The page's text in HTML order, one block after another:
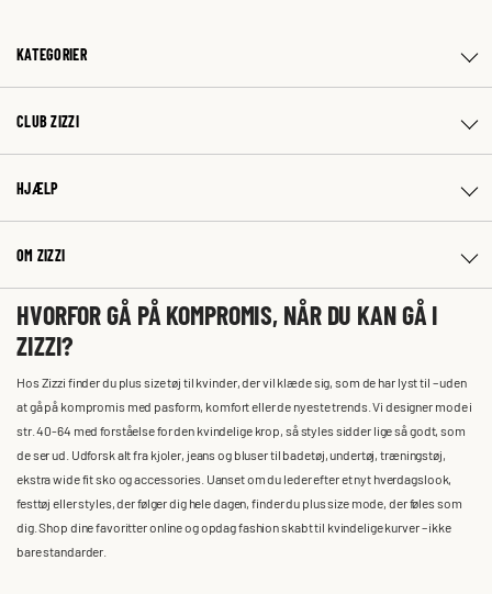
KATEGORIER
CLUB ZIZZI
HJÆLP
OM ZIZZI
HVORFOR GÅ PÅ KOMPROMIS, NÅR DU KAN GÅ I
ZIZZI?
Hos Zizzi finder du plus size tøj til kvinder, der vil klæde sig, som de har lyst til – uden
at gå på kompromis med pasform, komfort eller de nyeste trends. Vi designer mode i
str. 40-64 med forståelse for den kvindelige krop, så styles sidder lige så godt, som
de ser ud. Udforsk alt fra kjoler, jeans og bluser til badetøj, undertøj, træningstøj,
ekstra wide fit sko og accessories. Uanset om du leder efter et nyt hverdagslook,
festtøj eller styles, der følger dig hele dagen, finder du plus size mode, der føles som
dig. Shop dine favoritter online og opdag fashion skabt til kvindelige kurver – ikke
bare standarder.